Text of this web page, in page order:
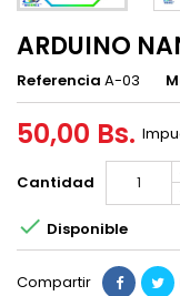
ARDUINO
Referencia A-03
50,00 Bs.
Cantidad
 Disponible
Compartir